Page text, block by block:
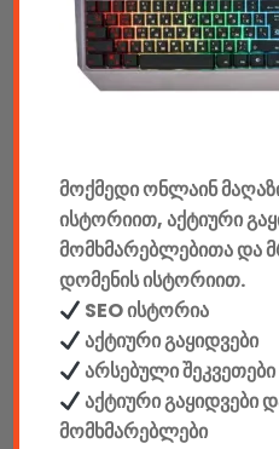
აუდიო & ვიდეო
კონსოლები &
ელემენტები
აკკუმულატორები
კაბელები & დამტენები
დისკები
ჩანთები
სეიფები
მოქმედი ონლაინ
ისტორიით, აქტიური
მომხმარებლებითა და
დომენის ისტორიით.
SEO ისტორია
აქტიური გაყიდვები
არსებული შეკვეთები
აქტიური გაყიდვები
მომხმარებლები